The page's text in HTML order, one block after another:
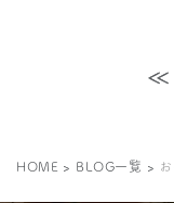
HOME > BLOG一覧 >